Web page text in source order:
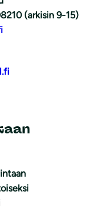
(arkisin 9-15)